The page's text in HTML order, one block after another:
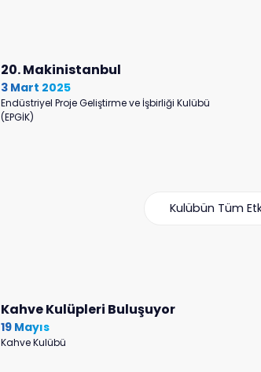
20. Makinistanbul
3 Mart 2025
Endüstriyel Proje Geliştirme ve İşbirliği Kulübü
(EPGİK)
Kulübün Tüm
Kahve Kulüpleri Buluşuyor
19 Mayıs
Kahve Kulübü